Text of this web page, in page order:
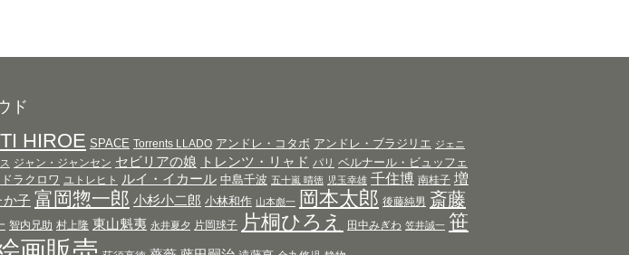
ド
HIROE SPACE Torrents LLADO アンドレ・コタボ アンドレ・ブラジリエ ジェニ
ジャン・ジャンセン セビリアの娘 トレンツ・リャド パリ ベルナール・ビュッフェ
ラクロワ ユトレヒト ルイ・イカール 中島千波 五十嵐 晴徳 児玉幸雄 千住博 南桂子 増
か子 富岡惣一郎 小杉小二郎 小林和作 山本彪一 岡本太郎 後藤純男 斎藤
智内兄助 村上隆 東山魁夷 永井夏夕 片岡球子 片桐ひろえ 田中みぎわ 笠井誠一 笹